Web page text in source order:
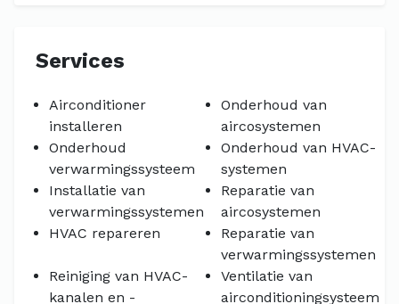
Services
Airconditioner
installeren
Onderhoud van
aircosystemen
Onderhoud
verwarmingssysteem
Onderhoud van HVAC-
systemen
Installatie van
verwarmingssystemen
Reparatie van
aircosystemen
HVAC repareren
Reparatie van
verwarmingssystemen
Reiniging van HVAC-
kanalen en -
Ventilatie van
airconditioningsysteem